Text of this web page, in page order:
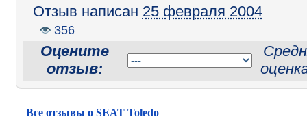
Отзыв написан 25 февраля 2004
356
Оцените
отзыв:
Все отзывы о SEAT Toledo